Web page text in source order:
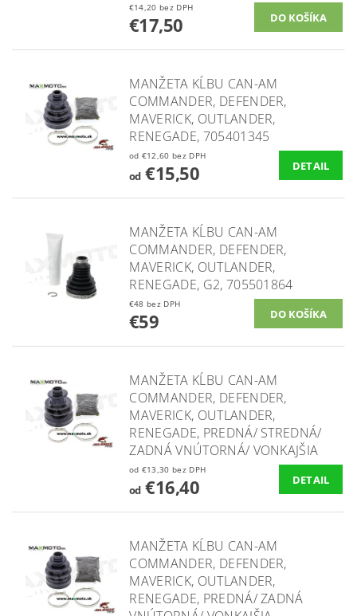
€14,20 bez DPH
€17,50
MANŽETA KĹBU CAN-AM
COMMANDER, DEFENDER,
MAVERICK, OUTLANDER,
RENEGADE, 705401345
od €12,60 bez DPH
od€15,50 DETAIL
MANŽETA KĹBU CAN-AM
COMMANDER, DEFENDER,
MAVERICK, OUTLANDER,
RENEGADE, G2, 705501864
€48 bez DPH
€59
MANŽETA KĹBU CAN-AM
COMMANDER, DEFENDER,
MAVERICK, OUTLANDER,
RENEGADE, PREDNÁ/ STREDNÁ/
ZADNÁ VNÚTORNÁ/ VONKAJŠIA
od €13,30 bez DPH
od€16,40 DETAIL
MANŽETA KĹBU CAN-AM
COMMANDER, DEFENDER,
MAVERICK, OUTLANDER,
RENEGADE, PREDNÁ/ ZADNÁ